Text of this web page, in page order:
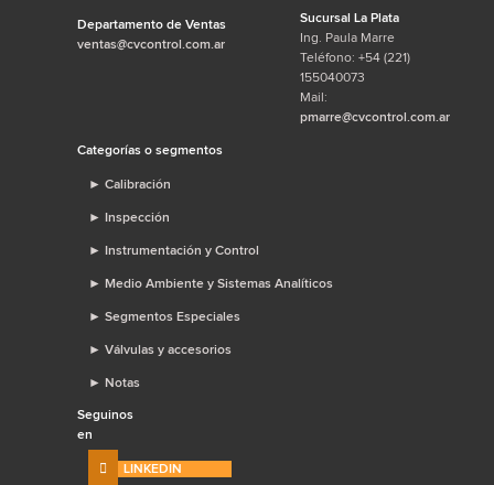
Departamento de Ventas
ventas@cvcontrol.com.ar
Sucursal La Plata
Ing. Paula Marre
Teléfono: +54 (221)
155040073
Mail:
pmarre@cvcontrol.com.ar
Categorías o segmentos
► Calibración
► Inspección
► Instrumentación y Control
► Medio Ambiente y Sistemas Analíticos
► Segmentos Especiales
► Válvulas y accesorios
► Notas
Seguinos
en
LINKEDIN